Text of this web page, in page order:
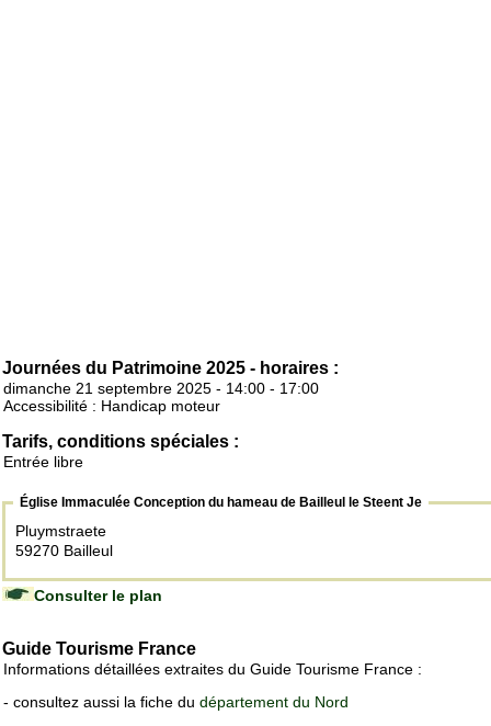
Journées du Patrimoine 2025 - horaires :
dimanche 21 septembre 2025 - 14:00 - 17:00
Accessibilité : Handicap moteur
Tarifs, conditions spéciales :
Entrée libre
Église Immaculée Conception du hameau de Bailleul le Steent Je
Pluymstraete
59270 Bailleul
Consulter le plan
Guide Tourisme France
Informations détaillées extraites du Guide Tourisme France :
- consultez aussi la fiche du département du Nord